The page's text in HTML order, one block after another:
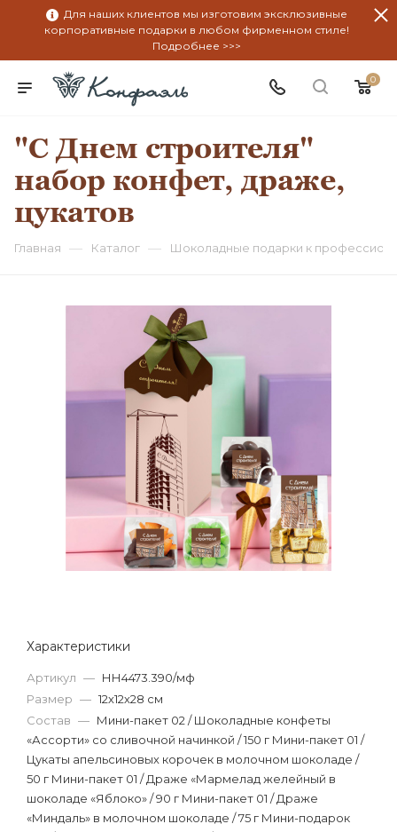
Для наших клиентов мы изготовим эксклюзивные
корпоративные подарки в любом фирменном стиле!
Подробнее >>>
0
"С Днем строителя"
набор конфет, драже,
цукатов
Главная — Каталог — Шоколадные подарки к
Характеристики
Артикул — НН4473.390/мф
Размер — 12х12х28 см
Состав — Мини-пакет 02 / Шоколадные конфеты
«Ассорти» со сливочной начинкой / 150 г Мини-пакет 01 /
Цукаты апельсиновых корочек в молочном шоколаде /
50 г Мини-пакет 01 / Драже «Мармелад желейный в
шоколаде «Яблоко» / 90 г Мини-пакет 01 / Драже
«Миндаль» в молочном шоколаде / 75 г Мини-подарок